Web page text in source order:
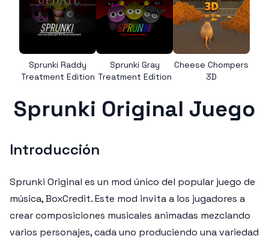
Sprunki Raddy
Treatment Edition
Sprunki Gray
Treatment Edition
Cheese Chompers
3D
Sprunki Original Juego
Introducción
Sprunki Original es un mod único del popular juego de
música, BoxCredit. Este mod invita a los jugadores a
crear composiciones musicales animadas mezclando
varios personajes, cada uno produciendo una variedad